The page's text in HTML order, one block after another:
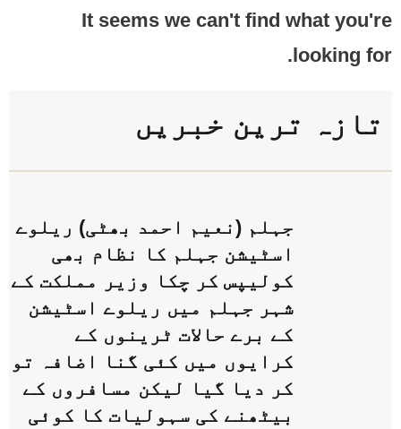
It seems we can't find what you're
looking for.
تازہ ترین خبریں
جہلم (نعیم احمد بھٹی) ریلوے
اسٹیشن جہلم کا نظام بھی
کولیپس کر چکا وزیر مملکت کے
شہر جہلم میں ریلوے اسٹیشن
کے برے حالات ٹرینوں کے
کرایوں میں کئی گنا اضافہ تو
کر دیا گیا لیکن مسافروں کے
بیٹھنے کی سہولیات کا کوئی